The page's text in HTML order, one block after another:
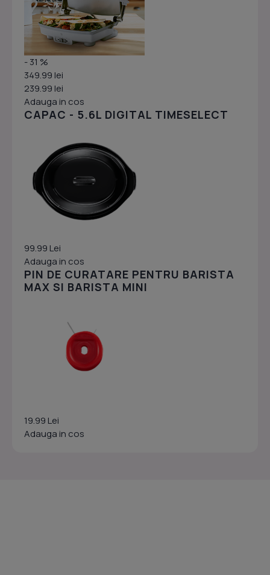
- 31 %
349.99 lei
239.99 lei
Adauga in cos
CAPAC - 5.6L DIGITAL TIMESELECT
99.99 Lei
Adauga in cos
PIN DE CURATARE PENTRU BARISTA
MAX SI BARISTA MINI
19.99 Lei
Adauga in cos